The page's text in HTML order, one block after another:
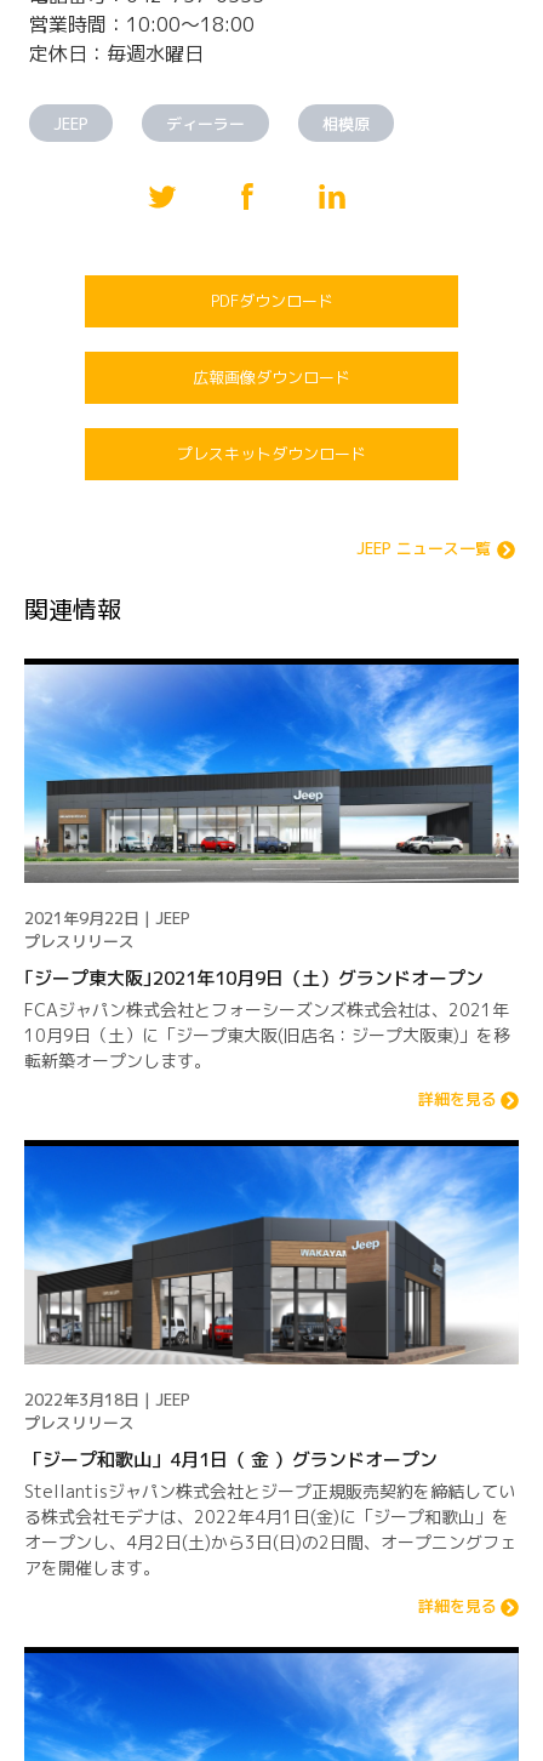
営業時間：10:00～18:00
定休日：毎週水曜日
JEEP ディーラー 相模原
PDFダウンロード
広報画像ダウンロード
プレスキットダウンロード
JEEP ニュース一覧
関連情報
2021年9月22日 | JEEP
プレスリリース
｢ジープ東大阪｣2021年10月9日（土）グランドオープン
FCAジャパン株式会社とフォーシーズンズ株式会社は、2021年
10月9日（土）に「ジープ東大阪(旧店名：ジープ大阪東)」を移
転新築オープンします。
詳細を見る
2022年3月18日 | JEEP
プレスリリース
「ジープ和歌山」4月1日（ 金 ）グランドオープン
Stellantisジャパン株式会社とジープ正規販売契約を締結してい
る株式会社モデナは、2022年4⽉1⽇(金)に「ジープ和歌山」を
オープンし、4月2日(土)から3日(日)の2⽇間、オープニングフェ
アを開催します。
詳細を見る